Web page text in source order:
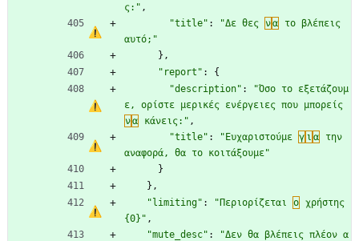
ς:" ,
"title" : "Δε θες να το βλέπεις
αυτό;"
} ,
"report" :
{
"description" :
"Όσο το εξετάζουμ
να κάνεις:" ,
"title" : "Ευχαριστούμε γ ι α την
αναφορά, θα το κοιτάξουμε"
}
} ,
"limiting" : "Περιορίζεται ο χρήστης
{0}" ,
"mute_desc" :
"Δεν θα βλέπεις πλέον α